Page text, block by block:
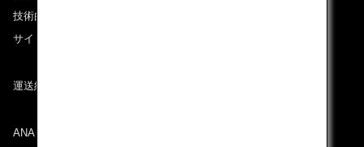
技術的なお問い合わせ（推奨環境）
サイトマップ
運送約款
ANAグループについて